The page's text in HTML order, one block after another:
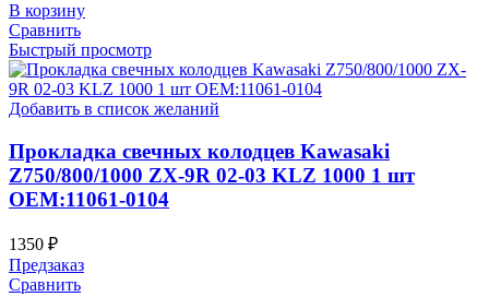
В корзину
Сравнить
Быстрый просмотр
Добавить в список желаний
Прокладка свечных колодцев Kawasaki
Z750/800/1000 ZX-9R 02-03 KLZ 1000 1 шт
OEM:11061-0104
1350 ₽
Предзаказ
Сравнить